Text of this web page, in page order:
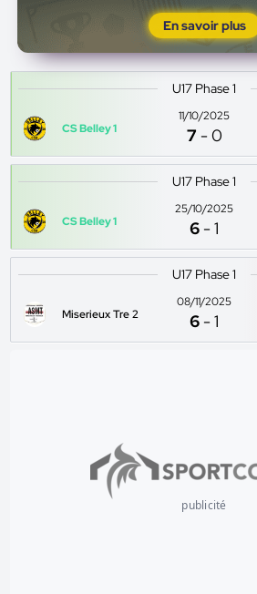
En savoir plus
U17 Phase 1
CS Belley 1
11/10/2025
7 -0
U17 Phase 1
CS Belley 1
25/10/2025
6 -1
U17 Phase 1
Miserieux Tre 2
08/11/2025
6 -1
publicité